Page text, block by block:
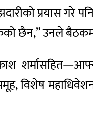
प्रयास गरे
छैन,” उनले
विशेष